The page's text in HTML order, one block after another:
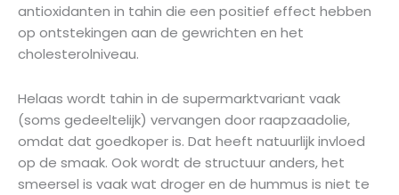
antioxidanten in tahin die een positief effect hebben
op ontstekingen aan de gewrichten en het
cholesterolniveau.
Helaas wordt tahin in de supermarktvariant vaak
(soms gedeeltelijk) vervangen door raapzaadolie,
omdat dat goedkoper is. Dat heeft natuurlijk invloed
op de smaak. Ook wordt de structuur anders, het
smeersel is vaak wat droger en de hummus is niet te